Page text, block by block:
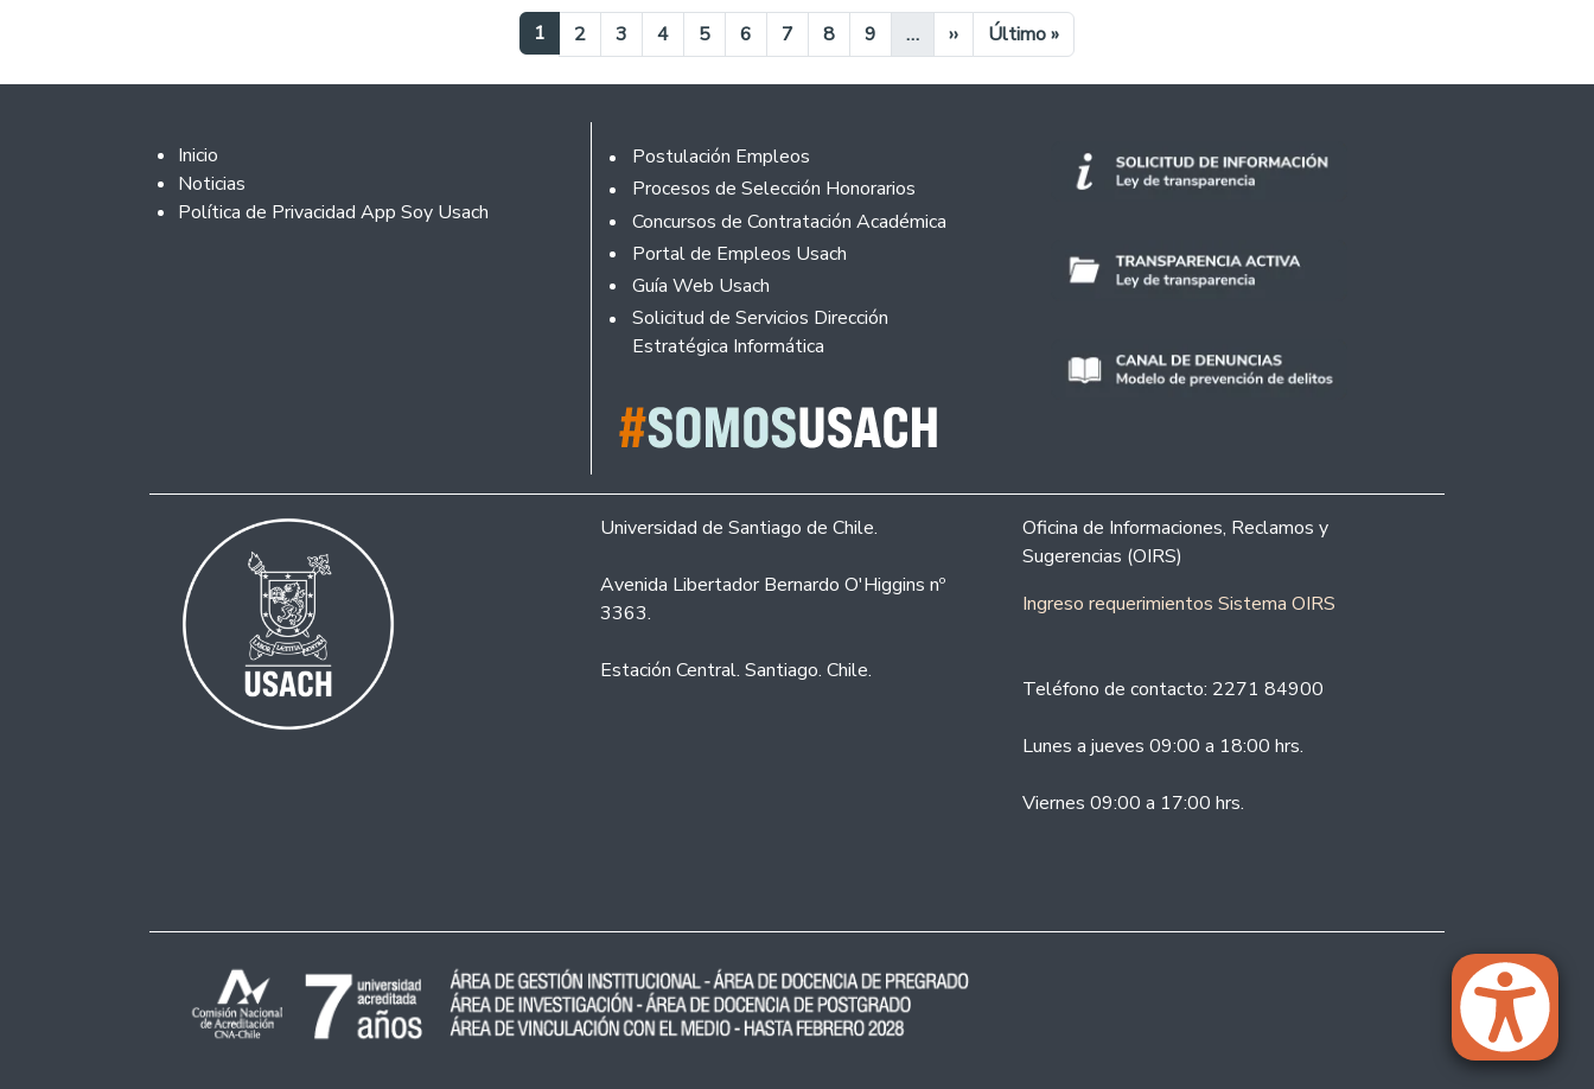
Página actual
1 Página
2 Página
3 Página
4 Página
5 Página
6 Página
7 Página
8 Página
9 … Siguiente página
›› Última página
Último »
Footer 2
Inicio
Noticias
Política de Privacidad App Soy Usach
Footer
Postulación Empleos
Procesos de Selección Honorarios
Concursos de Contratación Académica
Portal de Empleos Usach
Guía Web Usach
Solicitud de Servicios Dirección
Estratégica Informática
Universidad de Santiago de Chile.
Avenida Libertador Bernardo O'Higgins nº
3363.
Estación Central. Santiago. Chile.
Oficina de Informaciones, Reclamos y
Sugerencias (OIRS)
Ingreso requerimientos Sistema OIRS
Teléfono de contacto: 2271 84900
Lunes a jueves 09:00 a 18:00 hrs.
Viernes 09:00 a 17:00 hrs.